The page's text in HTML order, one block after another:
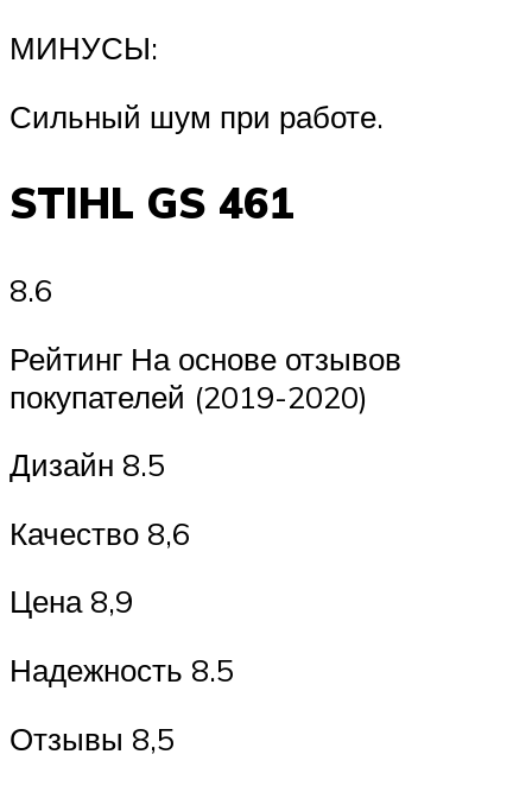
МИНУСЫ:
Сильный шум при работе.
STIHL GS 461
8.6
Рейтинг На основе отзывов
покупателей (2019-2020)
Дизайн 8.5
Качество 8,6
Цена 8,9
Надежность 8.5
Отзывы 8,5